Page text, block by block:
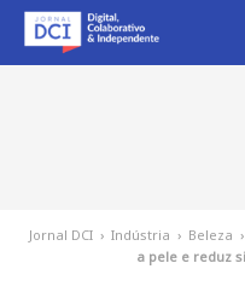
Jornal DCI › Indústria › Beleza ›
a pele e reduz